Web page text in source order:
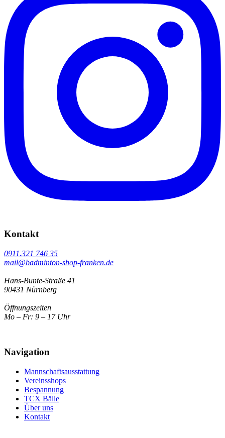
Kontakt
0911.321 746 35
mail@badminton-shop-franken.de
Hans-Bunte-Straße 41
90431 Nürnberg
Öffnungszeiten
Mo – Fr: 9 – 17 Uhr
Navigation
Mannschaftsausstattung
Vereinsshops
Bespannung
TCX Bälle
Über uns
Kontakt